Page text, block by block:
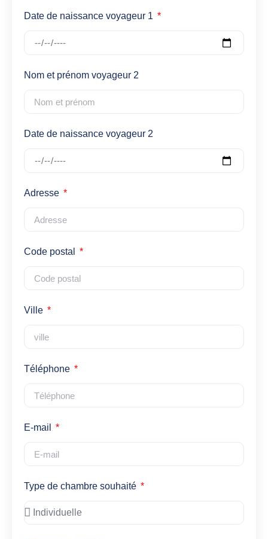
Date de naissance voyageur 1
Nom et prénom voyageur 2
Date de naissance voyageur 2
Adresse
Code postal
Ville
Téléphone
E-mail
Type de chambre souhaité